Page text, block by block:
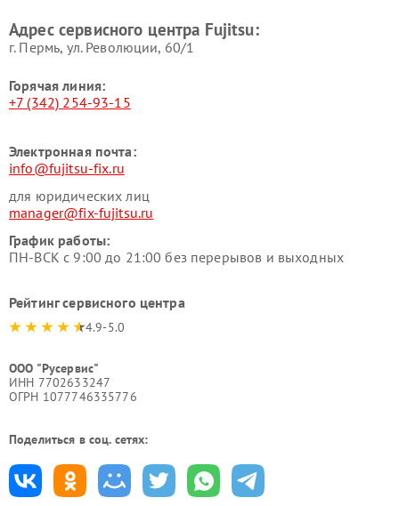
Адрес сервисного центра Fujitsu:
г. Пермь, ул. ​Революции, 60/1
Горячая линия:
+7 (342) 254-93-15
Электронная почта:
info@fujitsu-fix.ru
для юридических лиц
manager@fix-fujitsu.ru
График работы:
ПН-ВСК с 9:00 до 21:00 без перерывов и выходных
Рейтинг сервисного центра
4.9-5.0
ООО "Русервис"
ИНН 7702633247
ОГРН 1077746335776
Поделиться в соц. сетях: